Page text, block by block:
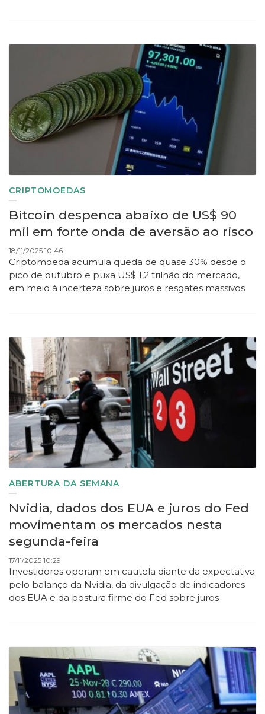
CRIPTOMOEDAS
Bitcoin despenca abaixo de US$ 90
mil em forte onda de aversão ao risco
18/11/2025 10:46
Criptomoeda acumula queda de quase 30% desde o
pico de outubro e puxa US$ 1,2 trilhão do mercado,
em meio à incerteza sobre juros e resgates massivos
ABERTURA DA SEMANA
Nvidia, dados dos EUA e juros do Fed
movimentam os mercados nesta
segunda-feira
17/11/2025 10:29
Investidores operam em cautela diante da expectativa
pelo balanço da Nvidia, da divulgação de indicadores
dos EUA e da postura firme do Fed sobre juros